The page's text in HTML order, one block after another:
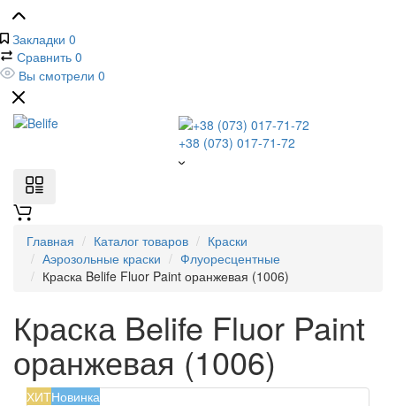
Закладки 0
Сравнить 0
Вы смотрели 0
+38 (073) 017-71-72
Главная Каталог товаров
Краски
Аэрозольные краски
Флуоресцентные
Краска Belife Fluor Paint оранжевая (1006)
Краска Belife Fluor Paint
оранжевая (1006)
ХИТНовинка